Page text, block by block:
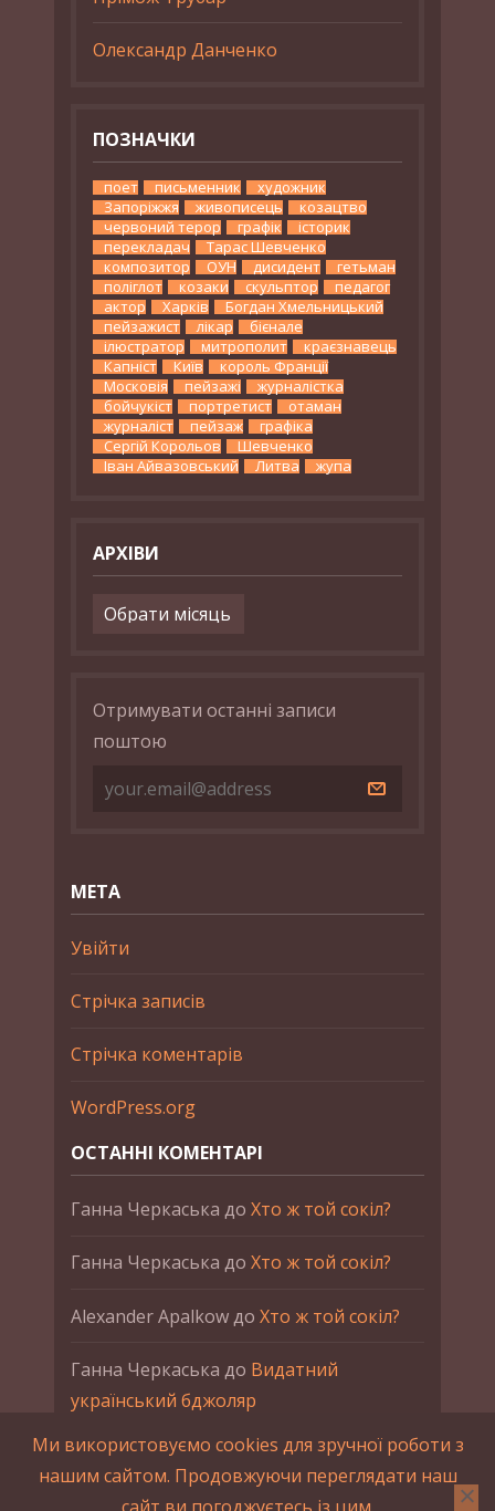
Олександр Данченко
ПОЗНАЧКИ
поет письменник
художник
Запоріжжя
живописець
козацтво
червоний терор
графік
історик
перекладач
Тарас Шевченко
композитор
ОУН дисидент
гетьман
поліглот
козаки скульптор
педагог
актор
Харків
Богдан Хмельницький
пейзажист
лікар
бієнале
ілюстратор
митрополит
краєзнавець
Капніст
Київ
король Франції
Московія
пейзажі
журналістка
бойчукіст
портретист
отаман
журналіст
пейзаж
графіка
Сергій Корольов
Шевченко
Іван Айвазовський
Литва жупа
АРХІВИ
Архіви
Отримувати останні записи
поштою
МЕТА
Увійти
Стрічка записів
Стрічка коментарів
WordPress.org
ОСТАННІ КОМЕНТАРІ
Ганна Черкаська до Хто ж той сокіл?
Ганна Черкаська до Хто ж той сокіл?
Alexander Apalkowдо Хто ж той сокіл?
Ганна Черкаська до Видатний
український бджоляр
Ганна ЧеркаськадоПетро Франко
Ми використовуємо cookies для зручної роботи з
нашим сайтом. Продовжуючи переглядати наш
сайт ви погоджуєтесь із цим.